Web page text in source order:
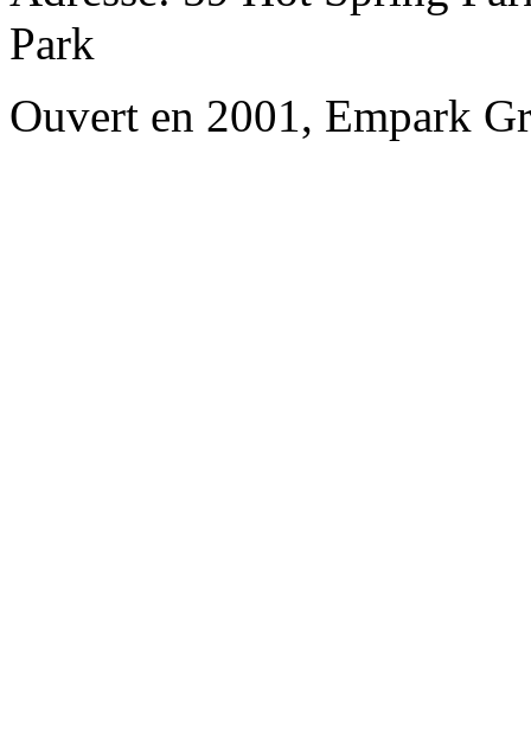
Park
Ouvert en 2001, Empark